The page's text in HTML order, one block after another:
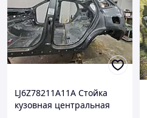
LJ6Z78211A11A Стойка
кузовная центральная